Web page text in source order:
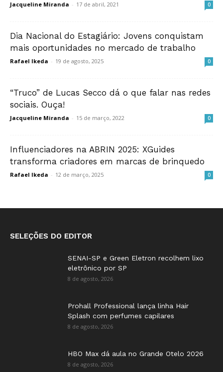
Jacqueline Miranda - 17 de abril, 2021 0
Dia Nacional do Estagiário: Jovens conquistam
mais oportunidades no mercado de trabalho
Rafael Ikeda - 19 de agosto, 2025 0
“Truco” de Lucas Secco dá o que falar nas redes
sociais. Ouça!
Jacqueline Miranda - 15 de março, 2022 0
Influenciadores na ABRIN 2025: XGuides
transforma criadores em marcas de brinquedo
Rafael Ikeda - 12 de março, 2025 0
SELEÇÕES DO EDITOR
SENAI-SP e Green Eletron recolhem lixo
eletrônico por SP
8 de agosto, 2026
Prohall Professional lança linha Hair
Splash com perfumes capilares
8 de agosto, 2026
HBO Max dá aula no Grande Otelo 2026
8 de agosto, 2026